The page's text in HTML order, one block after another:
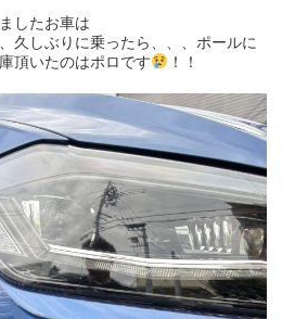
したお車は
久しぶりに乗ったら、、、ポールに
頂いたのはポロです
！！